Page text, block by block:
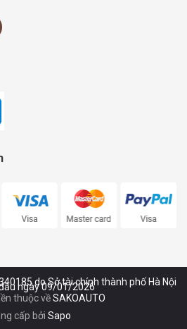
do Sở tài chính thành phố Hà Nội
ngày 09/01/2026
thuộc vềSAKOAUTO
cấp bởi Sapo